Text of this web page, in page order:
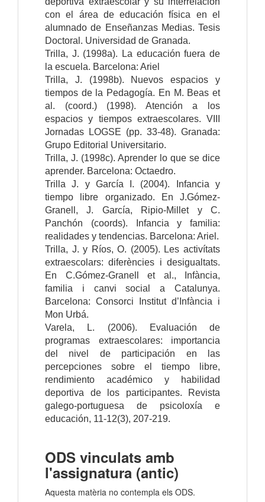
con el área de educación física en el
alumnado de Enseñanzas Medias. Tesis
Doctoral. Universidad de Granada.
Trilla, J. (1998a). La educación fuera de
la escuela. Barcelona: Ariel
Trilla, J. (1998b). Nuevos espacios y
tiempos de la Pedagogía. En M. Beas et
al. (coord.) (1998). Atención a los
espacios y tiempos extraescolares. VIII
Jornadas LOGSE (pp. 33-48). Granada:
Grupo Editorial Universitario.
Trilla, J. (1998c). Aprender lo que se dice
aprender. Barcelona: Octaedro.
Trilla J. y García I. (2004). Infancia y
tiempo libre organizado. En J.Gómez-
Granell, J. García, Ripio-Millet y C.
Panchón (coords). Infancia y familia:
realidades y tendencias. Barcelona: Ariel.
Trilla, J. y Ríos, O. (2005). Les activítats
extraescolars: diferències i desigualtats.
En C.Gómez-Granell et al., Infància,
familia i canvi social a Catalunya.
Barcelona: Consorci Institut d’Infància i
Mon Urbá.
Varela, L. (2006). Evaluación de
programas extraescolares: importancia
del nivel de participación en las
percepciones sobre el tiempo libre,
rendimiento académico y habilidad
deportiva de los participantes. Revista
galego-portuguesa de psicoloxía e
educación, 11-12(3), 207-219.
ODS vinculats amb
l'assignatura (antic)
Aquesta matèria no contempla els ODS.